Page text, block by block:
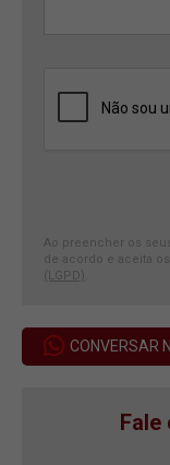
Ao preencher os
de acordo e aceita
(LGPD)
CONVERSAR
Fale